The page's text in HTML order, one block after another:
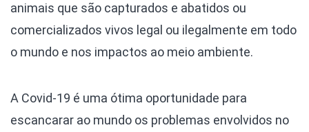
animais que são capturados e abatidos ou
comercializados vivos legal ou ilegalmente em todo
o mundo e nos impactos ao meio ambiente.
A Covid-19 é uma ótima oportunidade para
escancarar ao mundo os problemas envolvidos no